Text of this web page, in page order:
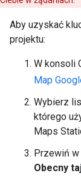
Aby uzyskać
projektu:
W konsoli
Map
Wybierz
którego
Maps
Przewiń w
Obecny